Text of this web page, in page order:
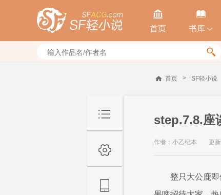

首页

书库 

首页 > SF轻小说
step.7.8.座
作者：小乙纪本 更
整只大公鹿